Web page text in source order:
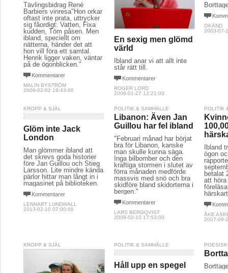
Tävlingsbidrag René
Barbiers vinresa"Hon orkar
oftast inte prata, uttrycker
sig fåordigt: Vatten, Fixa
kudden, Töm påsen. Men
ibland, speciellt om
nätterna, händer det att
hon vill föra ett samtal.
Henrik ligger vaken, väntar
på de ögonblicken."
Kommentarer
MALIN BYSTRÖM
2006-02-02 19:43:00
En sexig men glömd
värld
Ibland anar vi att allt inte
står rätt till.
Kommentarer
ROGER LORD
2006-01-27 12:21:00
OKÄND
2003-07-
KROPP & SJÄL
Glöm inte Jack
London
Man glömmer ibland att
det skrevs goda historier
före Jan Guillou och Stieg
Larsson. Lite mindre kända
pärlor hittar man långt in i
magasinet på biblioteken.
Kommentarer
LENNART LUNDWALL
2013-02-10 07:00:00
POLITIK & SAMHÄLLE
Libanon: Även Jan
Guillou har fel ibland
"Februari månad har börjat
bra för Libanon, kanske
man skulle kunna säga.
Inga bilbomber och den
kraftiga stormen i slutet av
förra månaden medförde
massvis med snö och bra
skidföre bland skidorterna i
bergen."
Kommentarer
LARS BERGQVIST
2008-02-10 17:53:00
POLITIK
Ibland
ögon
betalat
att
ÅKE
2007-09-
KROPP & SJÄL POLITIK & SAMHÄLLE
Håll upp en spegel